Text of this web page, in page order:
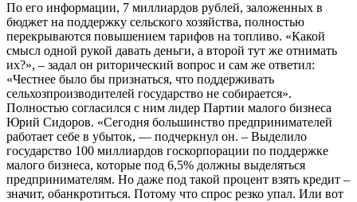
По его информации, 7 миллиардов рублей, заложенных в
бюджет на поддержку сельского хозяйства, полностью
перекрываются повышением тарифов на топливо. «Какой
смысл одной рукой давать деньги, а второй тут же отнимать
их?», – задал он риторический вопрос и сам же ответил:
«Честнее было бы признаться, что поддерживать
сельхозпроизводителей государство не собирается».
Полностью согласился с ним лидер Партии малого бизнеса
Юрий Сидоров. «Сегодня большинство предпринимателей
работает себе в убыток, — подчеркнул он. – Выделило
государство 100 миллиардов госкорпорации по поддержке
малого бизнеса, которые под 6,5% должны выделяться
предпринимателям. Но даже под такой процент взять кредит –
значит, обанкротиться. Потому что спрос резко упал. Или вот